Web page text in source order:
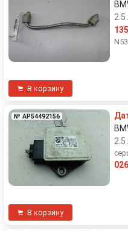
2.5
В корзину
№ AP54492156
2.5
В корзину